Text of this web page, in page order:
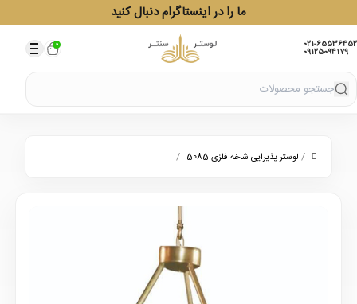
ما را در اینستاگرام دنبال کنید
021-65536452
09125094179
0
/ لوستر پذیرایی شاخه فلزی 5085 /